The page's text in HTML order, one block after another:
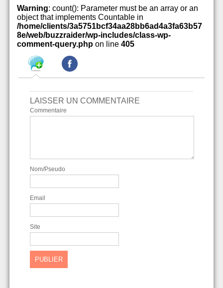
Warning: count(): Parameter must be an array or an
object that implements Countable in
/home/clients/3a5751bcf34aa28bb6ad4a3fa63b57
8e/web/buzzraider/wp-includes/class-wp-
comment-query.php on line 405
LAISSER UN COMMENTAIRE
Commentaire
Nom/Pseudo
Email
Site